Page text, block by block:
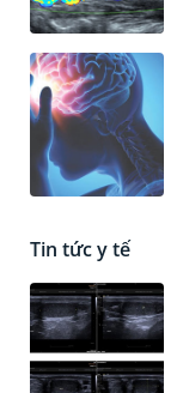
Tin tức y tế